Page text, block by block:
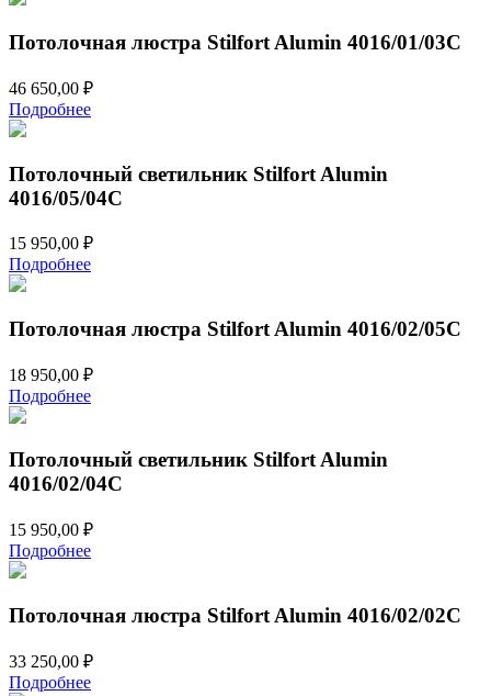
Потолочная люстра Stilfort Alumin 4016/01/03C
46 650,00 ₽
Подробнее
Потолочный светильник Stilfort Alumin
4016/05/04C
15 950,00 ₽
Подробнее
Потолочная люстра Stilfort Alumin 4016/02/05C
18 950,00 ₽
Подробнее
Потолочный светильник Stilfort Alumin
4016/02/04C
15 950,00 ₽
Подробнее
Потолочная люстра Stilfort Alumin 4016/02/02C
33 250,00 ₽
Подробнее